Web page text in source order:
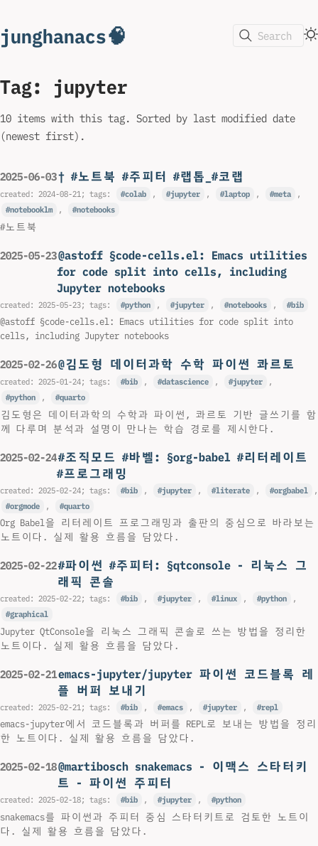
junghanacs🧠 Search
Tag: jupyter
10 items with this tag. Sorted by last modified date
(newest first).
2025-06-03† #노트북 #주피터 #랩톱_#코랩
created: 2024-08-21; tags: colab , jupyter , laptop , meta
,
notebooklm
, notebooks
#노트북
2025-05-23@astoff §code-cells.el: Emacs utilities
for code split into cells, including
Jupyter notebooks
created: 2025-05-23; tags: python , jupyter , notebooks , bib
@astoff §code-cells.el: Emacs utilities for code split into
cells, including Jupyter notebooks
2025-02-26@김도형 데이터과학 수학 파이썬 콰르토
created: 2025-01-24; tags: bib , datascience , jupyter
,
python
, quarto
김도형은 데이터과학의 수학과 파이썬, 콰르토 기반 글쓰기를 함
께 다루며 분석과 설명이 만나는 학습 경로를 제시한다.
2025-02-24#조직모드 #바벨: §org-babel #리터레이트
#프로그래밍
created: 2025-02-24; tags: bib , jupyter , literate , orgbabel
,
orgmode
, quarto
Org Babel을 리터레이트 프로그래밍과 출판의 중심으로 바라보는
노트이다. 실제 활용 흐름을 담았다.
2025-02-22#파이썬 #주피터: §qtconsole - 리눅스 그
래픽 콘솔
created: 2025-02-22; tags: bib , jupyter , linux , python
,
graphical
Jupyter QtConsole을 리눅스 그래픽 콘솔로 쓰는 방법을 정리한
노트이다. 실제 활용 흐름을 담았다.
2025-02-21emacs-jupyter/jupyter 파이썬 코드블록 레
플 버퍼 보내기
created: 2025-02-21 ; tags: bib , emacs , jupyter , repl
emacs-jupyter에서 코드블록과 버퍼를 REPL로 보내는 방법을 정리
한 노트이다. 실제 활용 흐름을 담았다.
2025-02-18@martibosch snakemacs - 이맥스 스타터키
트 - 파이썬 주피터
created: 2025-02-18; tags: bib , jupyter , python
snakemacs를 파이썬과 주피터 중심 스타터키트로 검토한 노트이
다. 실제 활용 흐름을 담았다.